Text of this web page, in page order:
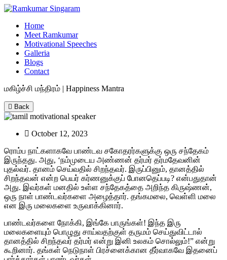
Home
Meet Ramkumar
Motivational Speeches
Galleria
Blogs
Contact
மகிழ்ச்சி மந்திரம் | Happiness Mantra
Back
October 12, 2023
ரொம்ப நாட்களாகவே பாண்டவ சகோதரர்களுக்கு ஒரு சந்தேகம்
இருந்தது. அது, ‘நம்முடைய அண்ணன் தர்மர் தர்மதேவனின்
புதல்வர். தானம் செய்வதில் சிறந்தவர். இருப்பினும், தானத்தில்
சிறந்தவன் என்ற பெயர் கர்ணனுக்குப் போனதெப்படி? என்பதுதான்
அது. இவர்கள் மனதில் உள்ள சந்தேகத்தை அறிந்த கிருஷ்ணன்,
ஒரு நாள் பாண்டவர்களை அழைத்தார். தங்கமலை, வெள்ளி மலை
என இரு மலைகளை உருவாக்கினார்.
பாண்டவர்களை நோக்கி, இங்கே பாருங்கள்! இந்த இரு
மலைகளையும் பொழுது சாய்வதற்குள் தருமம் செய்துவிட்டால்
தானத்தில் சிறந்தவர் தர்மர் என்று இனி உலகம் சொல்லும்!” என்று
கூறினார். தங்கள் நெடுநாள் பிரச்னைக்கான தீர்வாகவே இதனைப்